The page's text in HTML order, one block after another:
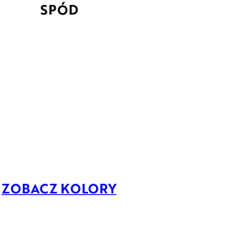
SPÓD
ZOBACZ KOLORY